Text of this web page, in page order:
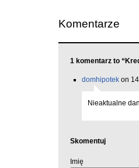
Komentarze
1 komentarz to
domhipotek on
Nieaktualne
Skomentuj
Imię